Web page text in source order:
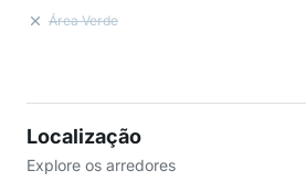
Área Verde
Localização
Explore os arredores